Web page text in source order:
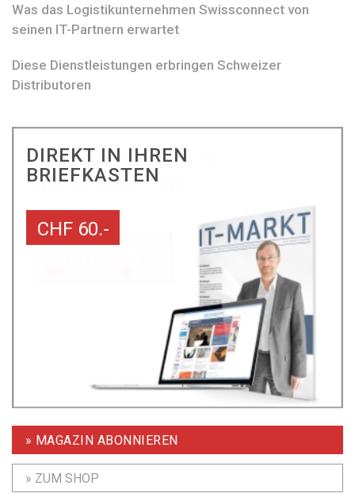
Was das Logistikunternehmen Swissconnect von
seinen IT-Partnern erwartet
Diese Dienstleistungen erbringen Schweizer
Distributoren
DIREKT IN IHREN
BRIEFKASTEN
CHF 60.-
» MAGAZIN ABONNIEREN
» ZUM SHOP